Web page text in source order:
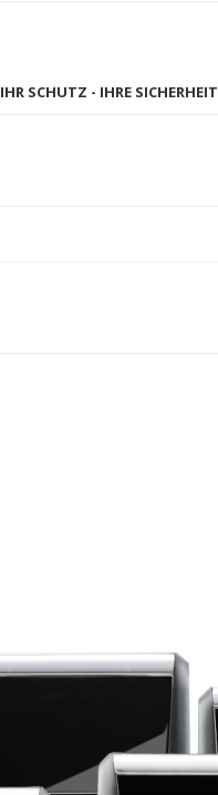
IHR SCHUTZ - IHRE SICHERHEIT